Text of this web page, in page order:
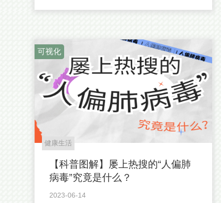
可视化
健康生活
【科普图解】屡上热搜的“人偏肺
病毒”究竟是什么？
2023-06-14